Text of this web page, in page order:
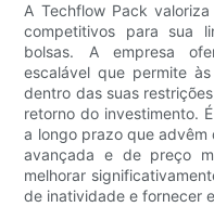
A Techflow Pack
competitivos para sua
bolsas. A empresa
escalável que permite
dentro das suas
retorno do investimento.
a longo prazo que advêm
avançada e de preço
melhorar
de inatividade e fornecer